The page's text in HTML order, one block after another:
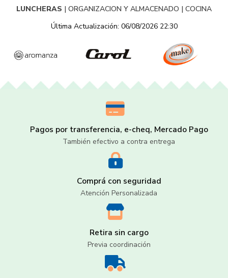
LUNCHERAS | ORGANIZACION Y ALMACENADO | COCINA
Última Actualización: 06/08/2026 22:30
Pagos por transferencia, e-cheq, Mercado Pago
También efectivo a contra entrega
Comprá con seguridad
Atención Personalizada
Retira sin cargo
Previa coordinación